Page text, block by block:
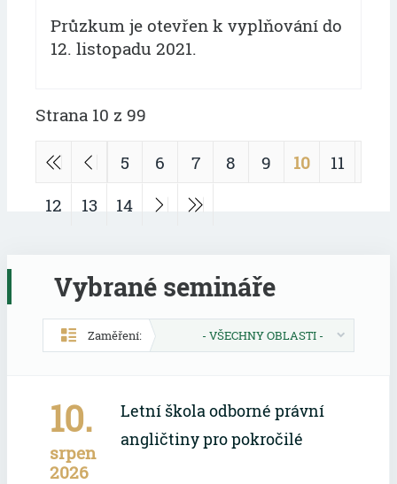
Průzkum je otevřen k vyplňování do
12. listopadu 2021.
Strana 10 z 99
5 6 7 8 9 10
11
12
13 14
Vybrané semináře
- VŠECHNY OBLASTI -
Zaměření:
10.
srpen
2026
Letní škola odborné právní
angličtiny pro pokročilé